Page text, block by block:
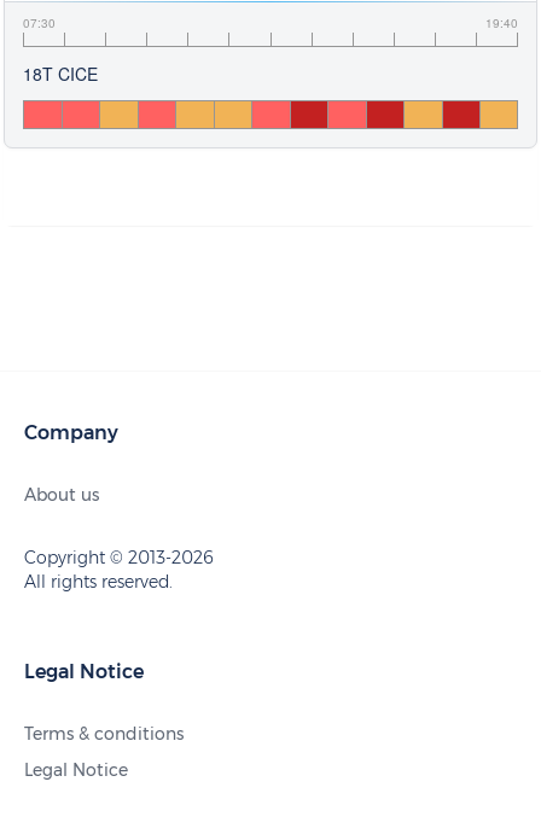
07:30 19:40
18T CICE
Company
About us
Copyright © 2013-2026
All rights reserved.
Legal Notice
Terms & conditions
Legal Notice